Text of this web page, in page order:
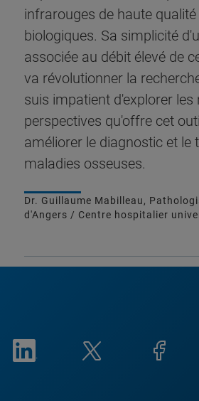
infrarouges de haute
biologiques. Sa simplicité
associée au débit élevé de
va révolutionner la
suis impatient d'explorer les
perspectives qu'offre cet
améliorer le diagnostic et le
maladies osseuses.
Dr. Guillaume Mabilleau,
d'Angers / Centre hospitalier